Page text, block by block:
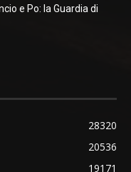
e Po: la Guardia di
28320
20536
19171